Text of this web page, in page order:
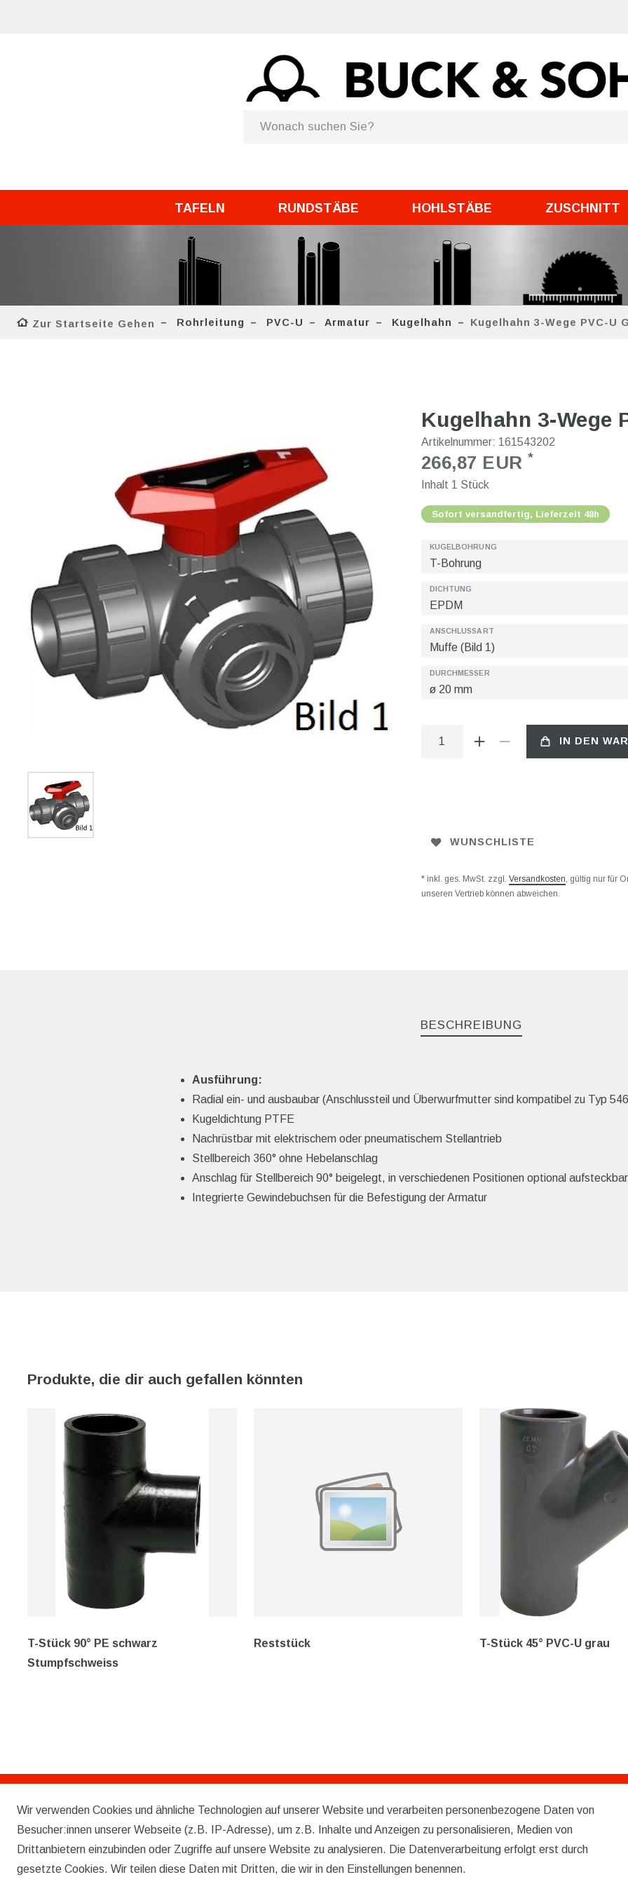
TAFELN RUNDSTÄBE HOHLSTÄBE ZUSCHNITT
Zur Startseite Gehen Rohrleitung PVC-U Armatur Kugelhahn Kugelhahn 3-Wege PVC-U
Kugelhahn 3-Wege
Artikelnummer: 161543202
266,87 EUR *
Inhalt 1 Stück
Sofort versandfertig, Lieferzeit 48h
KUGELBOHRUNG
DICHTUNG
ANSCHLUSSART
DURCHMESSER
IN DEN
WUNSCHLISTE
* inkl. ges. MwSt. zzgl. Versandkosten, gültig nur für
unseren Vertrieb können abweichen.
BESCHREIBUNG
Ausführung:
Radial ein- und ausbaubar (Anschlussteil und Überwurfmutter sind kompatibel zu Typ
Kugeldichtung PTFE
Nachrüstbar mit elektrischem oder pneumatischem Stellantrieb
Stellbereich 360° ohne Hebelanschlag
Anschlag für Stellbereich 90° beigelegt, in verschiedenen Positionen optional aufsteckbar
Integrierte Gewindebuchsen für die Befestigung der Armatur
Produkte, die dir auch gefallen könnten
T-Stück 90° PE schwarz
Stumpfschweiss
Reststück T-Stück 45° PVC-U grau
AGB
WIDERRUFSRECHT
Service
KONTAKT
VERSAND
Wir verwenden Cookies und ähnliche Technologien auf unserer Website und verarbeiten personenbezogene Daten von
Besucher:innen unserer Webseite (z.B. IP-Adresse), um z.B. Inhalte und Anzeigen zu personalisieren, Medien von
Drittanbietern einzubinden oder Zugriffe auf unsere Website zu analysieren. Die Datenverarbeitung erfolgt erst durch
gesetzte Cookies. Wir teilen diese Daten mit Dritten, die wir in den Einstellungen benennen.